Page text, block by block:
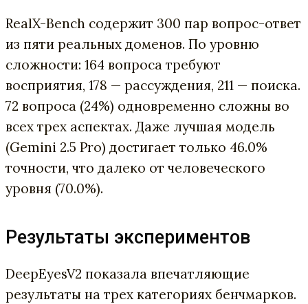
RealX-Bench содержит 300 пар вопрос-ответ
из пяти реальных доменов. По уровню
сложности: 164 вопроса требуют
восприятия, 178 — рассуждения, 211 — поиска.
72 вопроса (24%) одновременно сложны во
всех трех аспектах. Даже лучшая модель
(Gemini 2.5 Pro) достигает только 46.0%
точности, что далеко от человеческого
уровня (70.0%).
Результаты экспериментов
DeepEyesV2 показала впечатляющие
результаты на трех категориях бенчмарков.